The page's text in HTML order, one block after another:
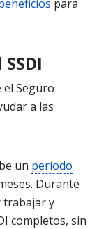
para
el Seguro
a las
un período
Durante
trabajar y
completos, sin